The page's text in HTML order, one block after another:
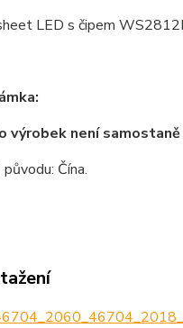
LED s čipem
výrobek není
Čína.